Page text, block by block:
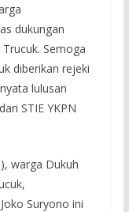
dukungan
Semoga
diberikan rejeki
lulusan
STIE YKPN
warga Dukuh
Suryono ini